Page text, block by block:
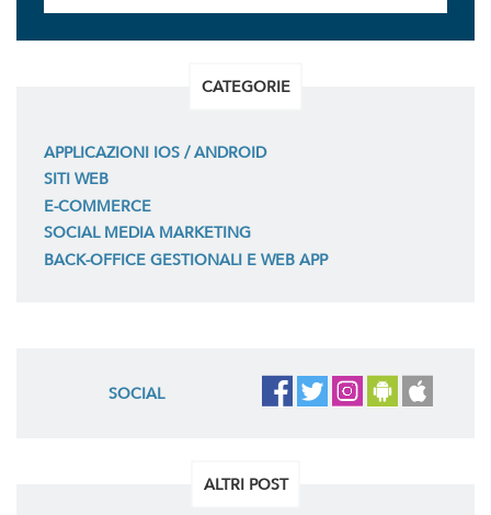
CATEGORIE
APPLICAZIONI IOS / ANDROID
SITI WEB
E-COMMERCE
SOCIAL MEDIA MARKETING
BACK-OFFICE GESTIONALI E WEB APP
SOCIAL
ALTRI POST